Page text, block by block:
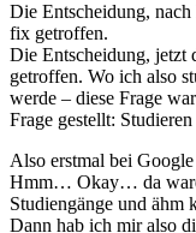
Die Entscheidung,
fix getroffen.
Die Entscheidung, jetzt
getroffen. Wo ich also
werde – diese Frage
Frage gestellt:
Also erstmal bei
Hmm… Okay… da
Studiengänge und ähm
Dann hab ich mir also